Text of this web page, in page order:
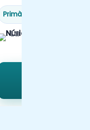
Primària
La màgia d'aprendre